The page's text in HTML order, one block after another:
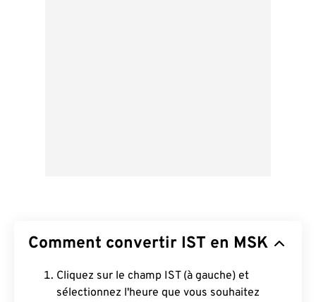
Comment convertir IST en MSK
Cliquez sur le champ IST (à gauche) et
sélectionnez l'heure que vous souhaitez